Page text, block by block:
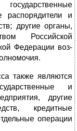
и
другие органы,
Россий­ской
Федерации воз­
также являются
и
другие
кредитные
операции